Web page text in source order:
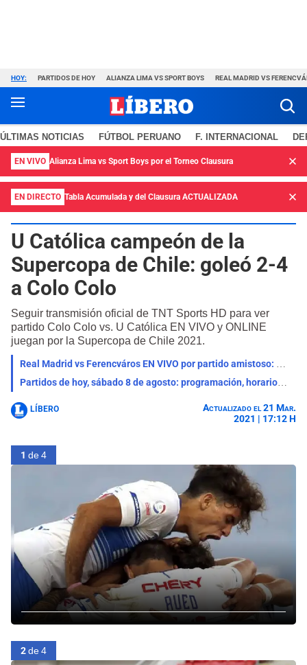
HOY: PARTIDOS DE HOY ALIANZA LIMA VS SPORT BOYS REAL MADRID VS
ÚLTIMAS NOTICIAS FÚTBOL PERUANO F. INTERNACIONAL
EN VIVO Alianza Lima vs Sport Boys por el Torneo Clausura
EN DIRECTO Tabla Acumulada y del Clausura ACTUALIZADA
U Católica campeón de la
Supercopa de Chile: goleó 2-4
a Colo Colo
Seguir transmisión oficial de TNT Sports HD para ver
partido Colo Colo vs. U Católica EN VIVO y ONLINE
juegan por la Supercopa de Chile 2021.
Real Madrid vs Ferencváros EN VIVO por partido amistoso: qué canal lo transmite, horario y pronóstico
Partidos de hoy, sábado 8 de agosto: programación, horarios y canales para ver fútbol EN VIVO
LÍBERO
Actualizado el 21 Mar.
2021 | 17:12 H
1 de 4
2de 4